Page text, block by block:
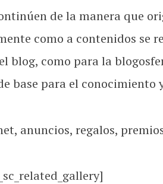
de la manera que
como a contenidos se
blog, como para la
base para el conocimiento
anuncios, regalos,